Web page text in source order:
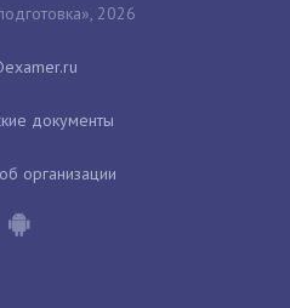
2026
документы
организации